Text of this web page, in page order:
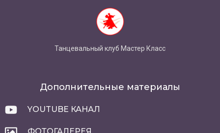
Танцевальный клуб Мастер Класс
Дополнительные материалы
YOUTUBE КАНАЛ